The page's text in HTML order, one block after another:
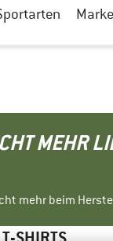
MEHR
mehr beim